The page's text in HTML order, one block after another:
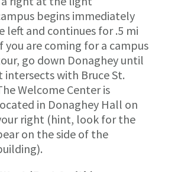
begins immediately
left and continues for .5 mi
you are coming for a campus
go down Donaghey until
intersects with Bruce St.
Welcome Center is
in Donaghey Hall on
right (hint, look for the
on the side of the